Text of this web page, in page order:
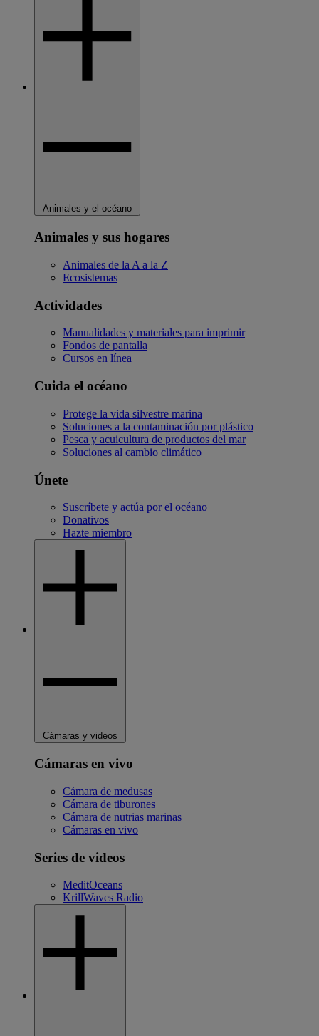
Animales y el océano
Animales y sus hogares
Animales de la A a la Z
Ecosistemas
Actividades
Manualidades y materiales para imprimir
Fondos de pantalla
Cursos en línea
Cuida el océano
Protege la vida silvestre marina
Soluciones a la contaminación por plástico
Pesca y acuicultura de productos del mar
Soluciones al cambio climático
Únete
Suscríbete y actúa por el océano
Donativos
Hazte miembro
Cámaras y videos
Cámaras en vivo
Cámara de medusas
Cámara de tiburones
Cámara de nutrias marinas
Cámaras en vivo
Series de videos
MeditOceans
KrillWaves Radio